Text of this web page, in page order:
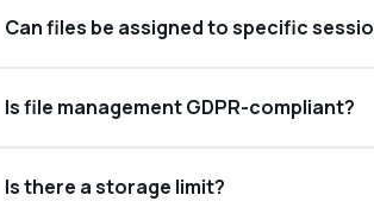
Can files be assigned to specific
Is file management GDPR-compliant?
Is there a storage limit?